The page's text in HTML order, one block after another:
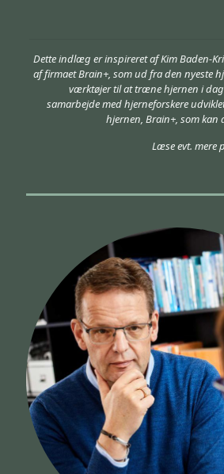
Dette indlæg er inspireret af Kim Baden-
af firmaet Brain+, som ud fra den nyeste
værktøjer til at træne hjernen i
samarbejde med hjerneforskere
hjernen, Brain+, som kan
Læse evt. mere